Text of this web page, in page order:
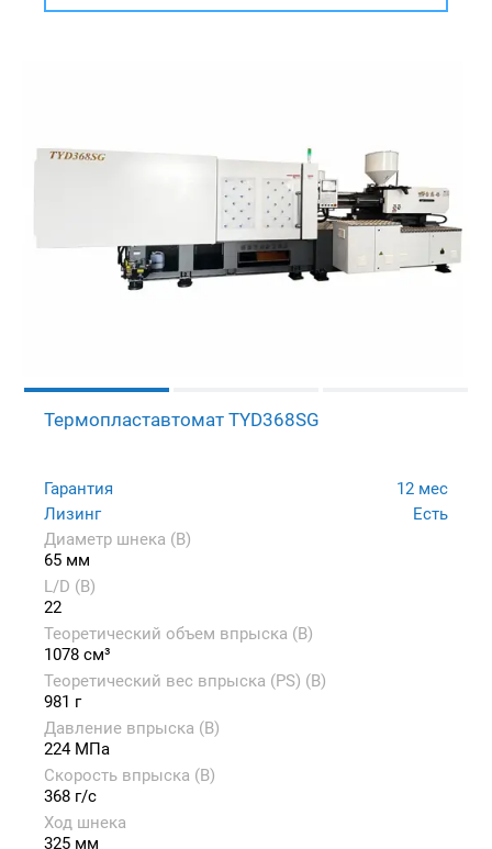
Термопластавтомат TYD368SG
Гарантия
12 мес
Лизинг
Есть
Диаметр шнека (B)
65 мм
L/D (B)
22
Теоретический объем впрыска (B)
1078 см³
Теоретический вес впрыска (PS) (B)
981 г
Давление впрыска (B)
224 МПа
Скорость впрыска (B)
368 г/с
Ход шнека
325 мм